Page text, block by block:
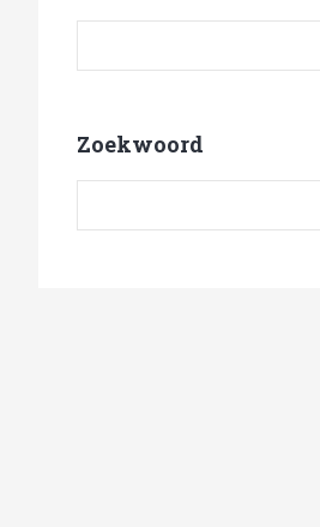
Zoekwoord